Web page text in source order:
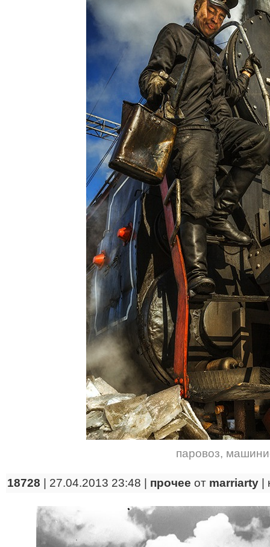
паровоз,
18728 | 27.04.2013 23:48 | прочее от marriarty